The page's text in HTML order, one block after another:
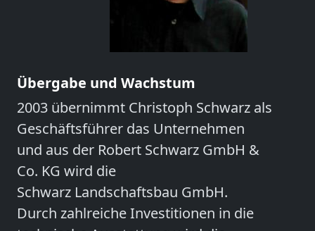
Übergabe und Wachstum
2003 übernimmt Christoph Schwarz als
Geschäftsführer das Unternehmen
und aus der Robert Schwarz GmbH &
Co. KG wird die
Schwarz Landschaftsbau GmbH.
Durch zahlreiche Investitionen in die